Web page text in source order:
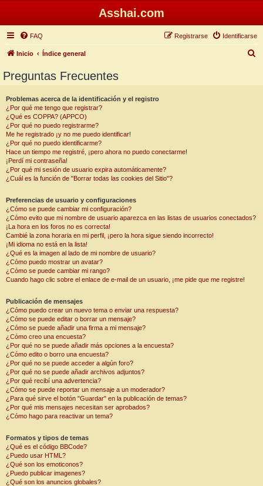
Asshai.com
FAQ Identificarse
Registrarse
Inicio Índice general
Preguntas Frecuentes
Problemas acerca de la identificación y el registro
¿Por qué me tengo que registrar?
¿Qué es COPPA? (APPCO)
¿Por qué no puedo registrarme?
Me he registrado ¡y no me puedo identificar!
¿Por qué no puedo identificarme?
Hace un tiempo me registré, ¡pero ahora no puedo conectarme!
¡Perdí mi contraseña!
¿Por qué mi sesión de usuario expira automáticamente?
¿Cuál es la función de "Borrar todas las cookies del Sitio"?
Preferencias de usuario y configuraciones
¿Cómo se puede cambiar mi configuración?
¿Cómo evito que mi nombre de usuario aparezca en las listas de usuarios conectados?
¡La hora en los foros no es correcta!
Cambié la zona horaria en mi perfil, ¡pero la hora sigue siendo incorrecto!
¡Mi idioma no está en la lista!
¿Qué es la imagen al lado de mi nombre de usuario?
¿Cómo puedo mostrar un avatar?
¿Cómo se puede cambiar mi rango?
Cuando hago clic sobre el enlace de e-mail de un usuario, ¡me pide que me registre!
Publicación de mensajes
¿Cómo puedo crear un nuevo tema o enviar una respuesta?
¿Cómo se puede editar o borrar un mensaje?
¿Cómo se puede añadir una firma a mi mensaje?
¿Cómo creo una encuesta?
¿Por qué no se puede añadir más opciones a la encuesta?
¿Cómo edito o borro una encuesta?
¿Por qué no se puede acceder a algún foro?
¿Por qué no se puede añadir archivos adjuntos?
¿Por qué recibí una advertencia?
¿Cómo se puede reportar un mensaje a un moderador?
¿Para qué sirve el botón "Guardar" en la publicación de temas?
¿Por qué mis mensajes necesitan ser aprobados?
¿Cómo hago para reactivar un tema?
Formatos y tipos de temas
¿Qué es el código BBCode?
¿Puedo usar HTML?
¿Qué son los emoticonos?
¿Puedo publicar imagenes?
¿Qué son los anuncios globales?